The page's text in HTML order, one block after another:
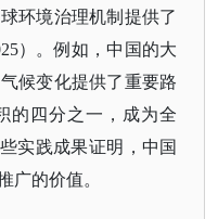
环境治理机制提供了
）。例如，中国的大
候变化提供了重要路
的四分之一，成为全
实践成果证明，中国
广的价值。